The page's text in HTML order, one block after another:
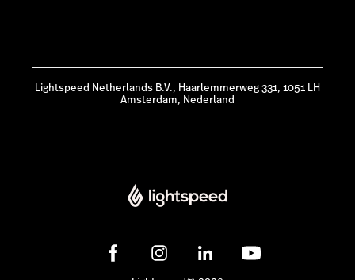
Lightspeed Netherlands B.V., Haarlemmerweg 331, 1051 LH
Amsterdam, Nederland